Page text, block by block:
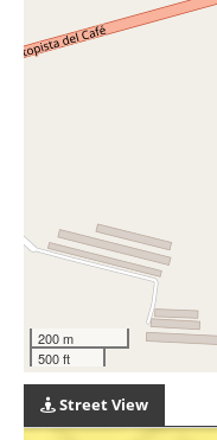
200 m
500 ft
Street View